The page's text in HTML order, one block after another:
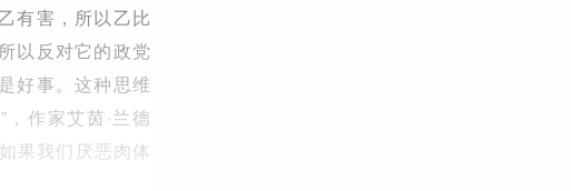
有害，所以乙比
以反对它的政党
好事。这种思维
作家艾茵·兰德
果我们厌恶肉体